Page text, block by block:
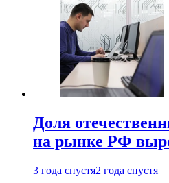
Доля
на рынке РФ
3 года спустя2 года спустя